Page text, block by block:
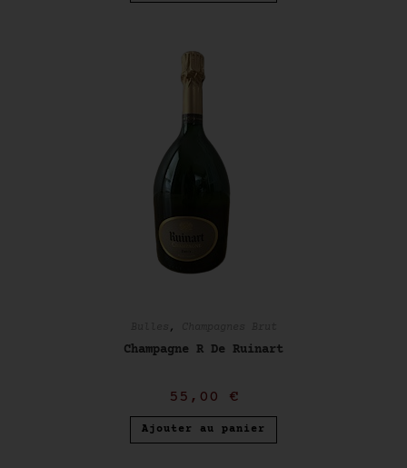
,
Champagne R De Ruinart
55,00 €
Ajouter au panier